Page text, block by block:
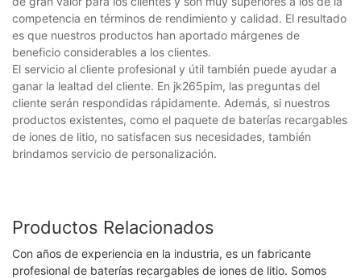
competencia en términos de rendimiento y calidad. El resultado
es que nuestros productos han aportado márgenes de
beneficio considerables a los clientes.
El servicio al cliente profesional y útil también puede ayudar a
ganar la lealtad del cliente. En jk265pim, las preguntas del
cliente serán respondidas rápidamente. Además, si nuestros
productos existentes, como el paquete de baterías recargables
de iones de litio, no satisfacen sus necesidades, también
brindamos servicio de personalización.
Productos Relacionados
Con años de experiencia en la industria, es un fabricante
profesional de baterías recargables de iones de litio. Somos